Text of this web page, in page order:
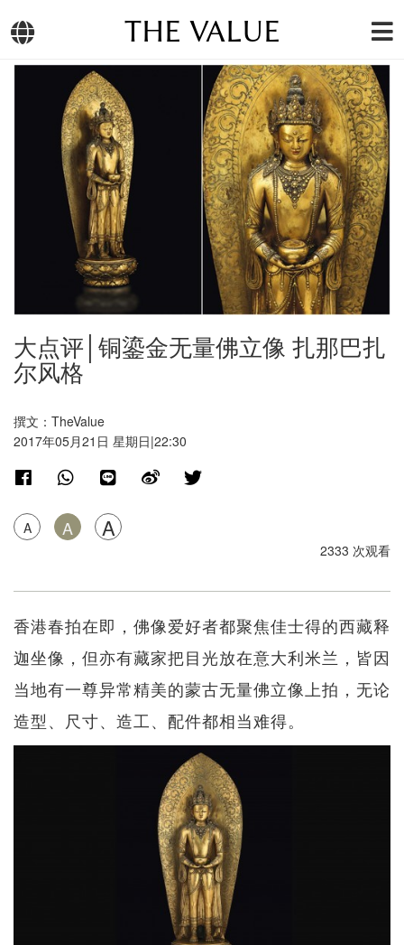
THE VALUE
大点评│铜鎏金无量佛立像 扎那巴扎
尔风格
撰文：TheValue
2017年05月21日 星期日|22:30
A A A
2333 次观看
香港春拍在即，佛像爱好者都聚焦佳士得的西藏释
迦坐像，但亦有藏家把目光放在意大利米兰，皆因
当地有一尊异常精美的蒙古无量佛立像上拍，无论
造型、尺寸、造工、配件都相当难得。